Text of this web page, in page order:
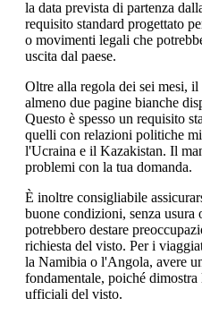
la data prevista di partenza
requisito standard progettato
o movimenti legali che
uscita dal paese.
Oltre alla regola dei sei mesi,
almeno due pagine bianche
Questo è spesso un requisito
quelli con relazioni politiche
l'Ucraina e il Kazakistan. Il
problemi con la tua domanda.
È inoltre consigliabile
buone condizioni, senza
potrebbero destare
richiesta del visto. Per i
la Namibia o l'Angola, avere
fondamentale, poiché
ufficiali del visto.